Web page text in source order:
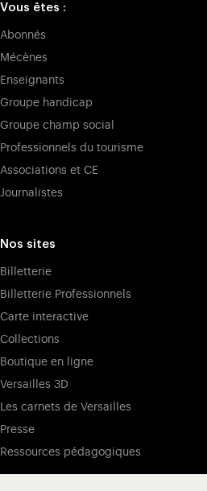
Vous êtes :
Abonnés
Mécènes
Enseignants
Groupe handicap
Groupe champ social
Professionnels du tourisme
Associations et CE
Journalistes
Nos sites
Billetterie
Billetterie Professionnels
Carte interactive
Collections
Boutique en ligne
Versailles 3D
Les carnets de Versailles
Presse
Ressources pédagogiques